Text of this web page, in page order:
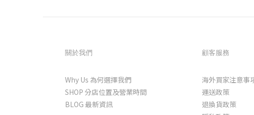
關於我們
Why Us 為何選擇我們
SHOP 分店位置及營業時間
BLOG 最新資訊
顧客服務
海外買家注意事
運送政策
退換貨政策